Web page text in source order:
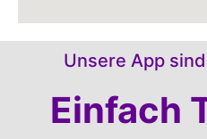
Unsere App
Einfach